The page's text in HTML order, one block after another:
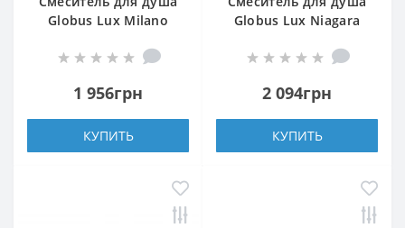
Globus Lux Milano
1 956грн
КУПИТЬ
Globus Lux Niagara
2 094грн
КУПИТЬ